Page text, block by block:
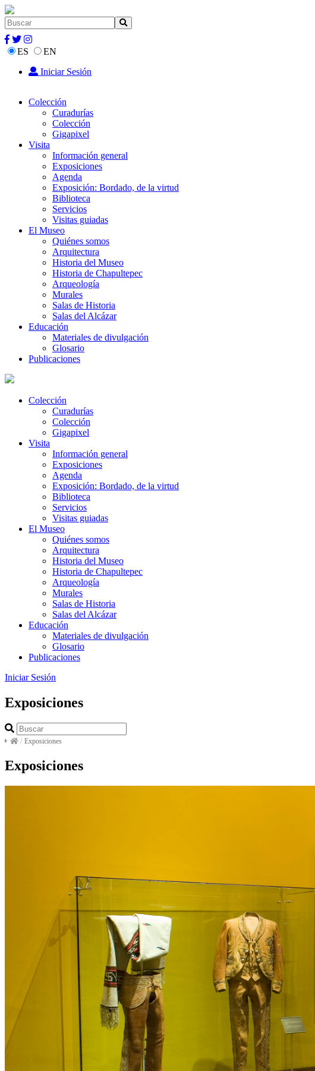
ES
EN
Iniciar Sesión
Colección
Curadurías
Colección
Gigapixel
Visita
Información general
Exposiciones
Agenda
Exposición: Bordado, de la virtud
Biblioteca
Servicios
Visitas guiadas
El Museo
Quiénes somos
Arquitectura
Historia del Museo
Historia de Chapultepec
Arqueología
Murales
Salas de Historia
Salas del Alcázar
Educación
Materiales de divulgación
Glosario
Publicaciones
Colección
Curadurías
Colección
Gigapixel
Visita
Información general
Exposiciones
Agenda
Exposición: Bordado, de la virtud
Biblioteca
Servicios
Visitas guiadas
El Museo
Quiénes somos
Arquitectura
Historia del Museo
Historia de Chapultepec
Arqueología
Murales
Salas de Historia
Salas del Alcázar
Educación
Materiales de divulgación
Glosario
Publicaciones
Iniciar Sesión
Exposiciones
/ Exposiciones
Exposiciones